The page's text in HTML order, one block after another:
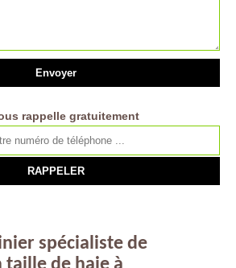
rappelle gratuitement
spécialiste de